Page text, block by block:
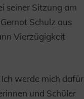
seiner Sitzung am
Schulz aus
Vierzügigkeit
werde mich dafür
und Schüler